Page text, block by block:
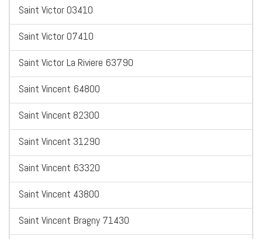
Saint Victor 03410
Saint Victor 07410
Saint Victor La Riviere 63790
Saint Vincent 64800
Saint Vincent 82300
Saint Vincent 31290
Saint Vincent 63320
Saint Vincent 43800
Saint Vincent Bragny 71430